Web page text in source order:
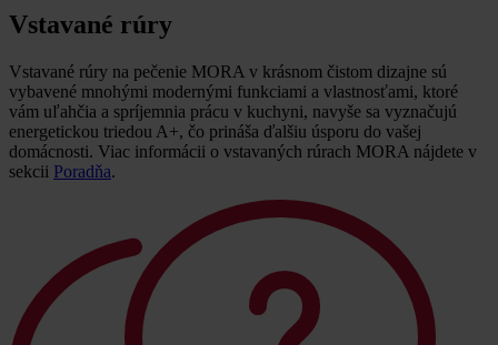
Vstavané rúry
Vstavané rúry na pečenie MORA v krásnom čistom dizajne sú
vybavené mnohými modernými funkciami a vlastnosťami, ktoré
vám uľahčia a spríjemnia prácu v kuchyni, navyše sa vyznačujú
energetickou triedou A+, čo prináša ďalšiu úsporu do vašej
domácnosti. Viac informácii o vstavaných rúrach MORA nájdete v
sekcii Poradňa.